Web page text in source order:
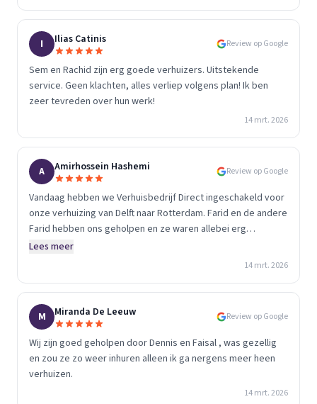
I Ilias Catinis Review op Google
Sem en Rachid zijn erg goede verhuizers. Uitstekende
service. Geen klachten, alles verliep volgens plan! Ik ben
zeer tevreden over hun werk!
14 mrt. 2026
A Amirhossein Hashemi Review op Google
Vandaag hebben we Verhuisbedrijf Direct ingeschakeld voor
onze verhuizing van Delft naar Rotterdam. Farid en de andere
Farid hebben ons geholpen en ze waren allebei erg
vriendelijk, zorgvuldig en efficiënt. Ze hebben alles
professioneel afgehandeld en de klus precies op tijd
personen ongeveer vier uur zou duren, en dat klopte
precies. Een echte aanrader!
Lees meer
14 mrt. 2026
M Miranda De Leeuw Review op Google
Wij zijn goed geholpen door Dennis en Faisal , was gezellig
en zou ze zo weer inhuren alleen ik ga nergens meer heen
verhuizen.
14 mrt. 2026